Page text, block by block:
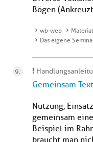
Bögen
wb-web Material
Das eigene
Gemeinsam
Nutzung,
gemeinsam
Beispiel im